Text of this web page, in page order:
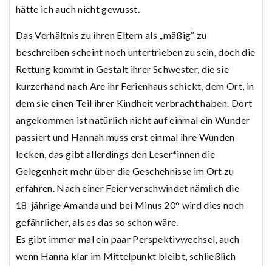
hätte ich auch nicht gewusst.
Das Verhältnis zu ihren Eltern als „mäßig“ zu
beschreiben scheint noch untertrieben zu sein, doch die
Rettung kommt in Gestalt ihrer Schwester, die sie
kurzerhand nach Are ihr Ferienhaus schickt, dem Ort, in
dem sie einen Teil ihrer Kindheit verbracht haben. Dort
angekommen ist natürlich nicht auf einmal ein Wunder
passiert und Hannah muss erst einmal ihre Wunden
lecken, das gibt allerdings den Leser*innen die
Gelegenheit mehr über die Geschehnisse im Ort zu
erfahren. Nach einer Feier verschwindet nämlich die
18-jährige Amanda und bei Minus 20° wird dies noch
gefährlicher, als es das so schon wäre.
Es gibt immer mal ein paar Perspektivwechsel, auch
wenn Hanna klar im Mittelpunkt bleibt, schließlich